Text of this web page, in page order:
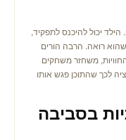
הילד יכול להיכנס לתפקיד,
רואה. הרבה הורים
משחזר משחקים
לכך שהתוכן פגש אותו
בסביבה